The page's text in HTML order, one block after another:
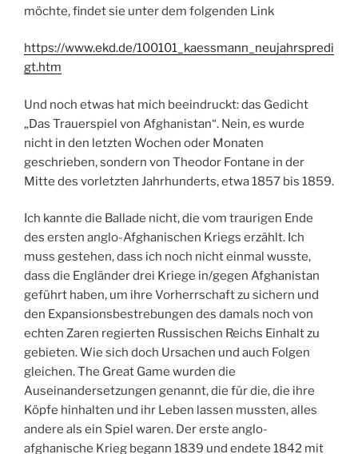
möchte, findet sie unter dem folgenden Link
https://www.ekd.de/100101_kaessmann_neujahrspredi
gt.htm
Und noch etwas hat mich beeindruckt: das Gedicht
„Das Trauerspiel von Afghanistan“. Nein, es wurde
nicht in den letzten Wochen oder Monaten
geschrieben, sondern von Theodor Fontane in der
Mitte des vorletzten Jahrhunderts, etwa 1857 bis 1859.
Ich kannte die Ballade nicht, die vom traurigen Ende
des ersten anglo-Afghanischen Kriegs erzählt. Ich
muss gestehen, dass ich noch nicht einmal wusste,
dass die Engländer drei Kriege in/gegen Afghanistan
geführt haben, um ihre Vorherrschaft zu sichern und
den Expansionsbestrebungen des damals noch von
echten Zaren regierten Russischen Reichs Einhalt zu
gebieten. Wie sich doch Ursachen und auch Folgen
gleichen. The Great Game wurden die
Auseinandersetzungen genannt, die für die, die ihre
Köpfe hinhalten und ihr Leben lassen mussten, alles
andere als ein Spiel waren. Der erste anglo-
afghanische Krieg begann 1839 und endete 1842 mit